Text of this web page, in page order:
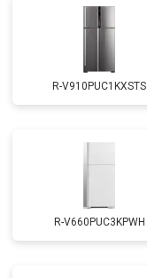
R-V910PUC1KXSTS
R-V660PUC3KPWH